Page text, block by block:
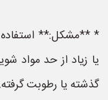
* **مشکل:** استفاده
یا زیاد از حد مواد
گذشته یا رطوبت گرفته.